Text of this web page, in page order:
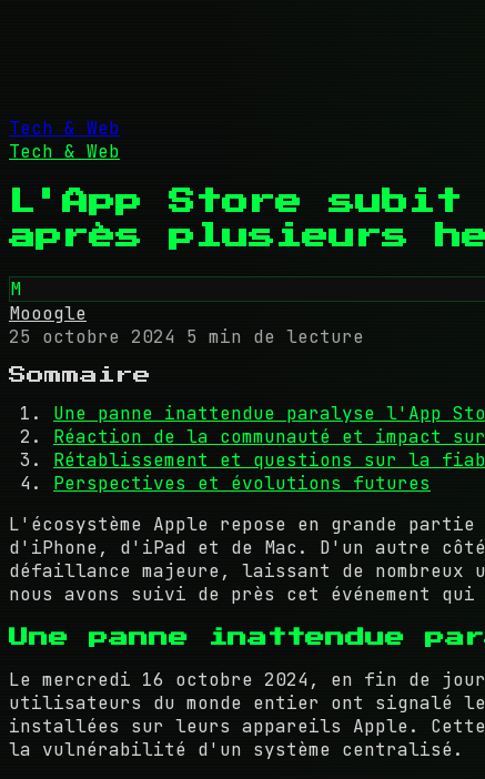
Tech & Web
Tech & Web
L'App Store subit
après plusieurs
M
Mooogle
25 octobre 2024 5 min de lecture
Sommaire
Une panne inattendue paralyse l'App
Réaction de la communauté et impact
Rétablissement et questions sur la
Perspectives et évolutions futures
L'écosystème Apple repose en grande
d'iPhone, d'iPad et de Mac. D'un autre
défaillance majeure, laissant de
nous avons suivi de près cet événement qui
Une panne inattendue
Le mercredi 16 octobre 2024, en fin de
utilisateurs du monde entier ont signalé
installées sur leurs appareils Apple. Cette
la vulnérabilité d'un système centralisé.